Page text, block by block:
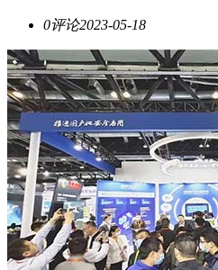
0评论2023-05-18